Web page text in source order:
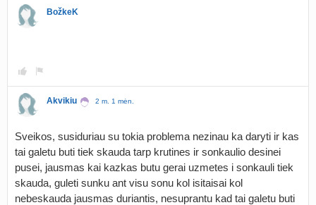
BožkeK
Akvikiu 2 m. 1 mėn.
Sveikos, susiduriau su tokia problema nezinau ka daryti ir kas
tai galetu buti tiek skauda tarp krutines ir sonkaulio desinei
pusei, jausmas kai kazkas butu gerai uzmetes i sonkauli tiek
skauda, guleti sunku ant visu sonu kol isitaisai kol
nebeskauda jausmas duriantis, nesuprantu kad tai galetu buti